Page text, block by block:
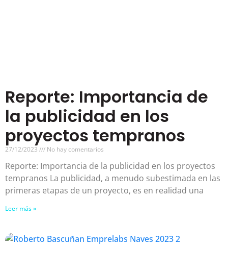
Reporte: Importancia de
la publicidad en los
proyectos tempranos
27/12/2023 No hay comentarios
Reporte: Importancia de la publicidad en los proyectos
tempranos La publicidad, a menudo subestimada en las
primeras etapas de un proyecto, es en realidad una
Leer más »